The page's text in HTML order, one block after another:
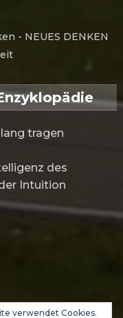
- NEUES DENKEN
tragen
des
Intuition
verwendet Cookies.